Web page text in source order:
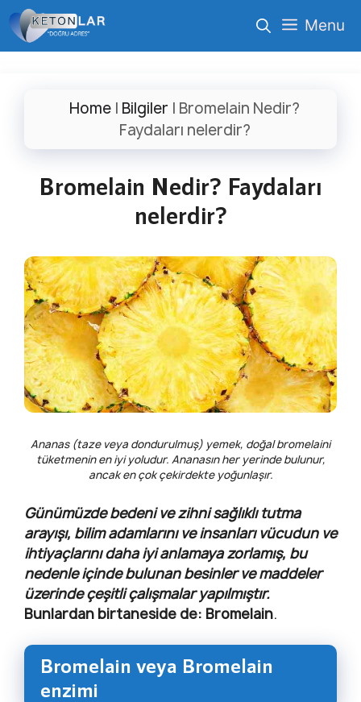
İçeriğe
atla
Menu
Home | Bilgiler | Bromelain Nedir?
Faydaları nelerdir?
Bromelain Nedir? Faydaları
nelerdir?
Ananas (taze veya dondurulmuş) yemek, doğal bromelaini
tüketmenin en iyi yoludur. Ananasın her yerinde bulunur,
ancak en çok çekirdekte yoğunlaşır.
Günümüzde bedeni ve zihni sağlıklı tutma
arayışı, bilim adamlarını ve insanları vücudun ve
ihtiyaçlarını daha iyi anlamaya zorlamış, bu
nedenle içinde bulunan besinler ve maddeler
üzerinde çeşitli çalışmalar yapılmıştır.
Bunlardan birtaneside de: Bromelain.
Bromelain veya Bromelain
enzimi